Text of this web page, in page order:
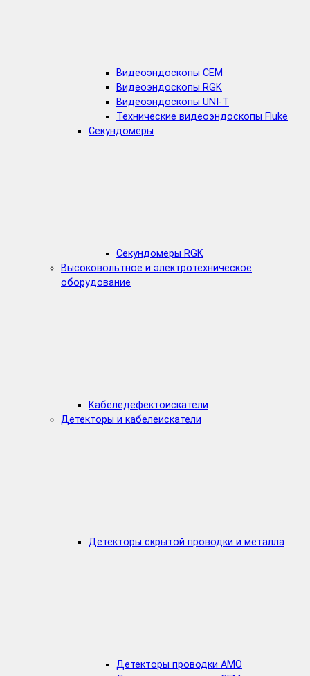
Видеоэндоскопы CEM
Видеоэндоскопы RGK
Видеоэндоскопы UNI-T
Технические видеоэндоскопы Fluke
Секундомеры
Секундомеры RGK
Высоковольтное и электротехническое
оборудование
Кабеледефектоискатели
Детекторы и кабелеискатели
Детекторы скрытой проводки и металла
Детекторы проводки AMO